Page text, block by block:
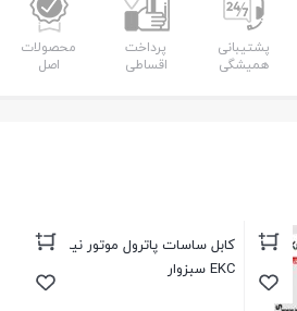
پشتیبانی
همیشگی
پرداخت
اقساطی
محصولات
اصل
کابل ساسات پاترول موتور نیسان
EKC سبزوار